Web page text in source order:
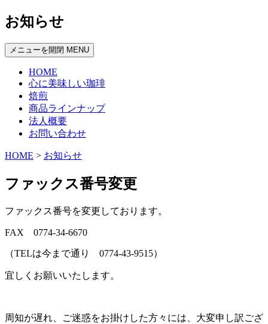
お知らせ
メニューを開閉 MENU
HOME
心に美味しい珈琲
焙煎
商品ラインナップ
法人概要
お問い合わせ
HOME > お知らせ
ファックス番号変更
ファックス番号を変更しております。
FAX 0774-34-6670
（TELは今まで通り 0774-43-9515）
宜しくお願いいたします。
周知が遅れ、ご迷惑をお掛けした方々には、大変申し訳ござ